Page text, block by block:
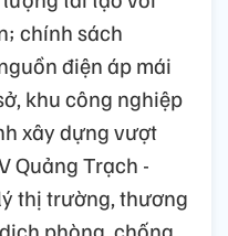
chính sách
điện áp mái
khu công nghiệp
xây dựng vượt
Quảng Trạch -
thị trường, thương